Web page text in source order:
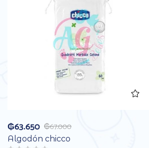
₲67.000
₲63.650
Algodón chicco